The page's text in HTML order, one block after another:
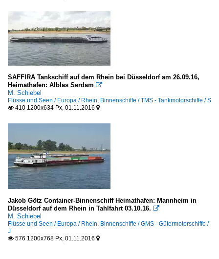
SAFFIRA Tankschiff auf dem Rhein bei Düsseldorf am 26.09.16,
Heimathafen: Alblas Serdam 
M. Schiebel
Flüsse und Seen / Europa / Rhein, Binnenschiffe / TMS - Tankmotorschiffe / S
 410 1200x634 Px, 01.11.2016 
Jakob Götz Container-Binnenschiff Heimathafen: Mannheim in
Düsseldorf auf dem Rhein in Tahlfahrt 03.10.16. 
M. Schiebel
Flüsse und Seen / Europa / Rhein, Binnenschiffe / GMS - Gütermotorschiffe /
J
 576 1200x768 Px, 01.11.2016 